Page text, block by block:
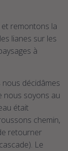
remontons la
lianes sur les
à
décidâmes
nous soyons au
était
chemin,
retourner
Le